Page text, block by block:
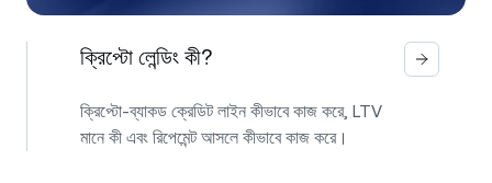
ক্রিপ্টো লেন্ডিং কী?
ক্রিপ্টো-ব্যাকড ক্রেডিট লাইন কীভাবে কাজ করে, LTV
মানে কী এবং রিপেমেন্ট আসলে কীভাবে কাজ করে।